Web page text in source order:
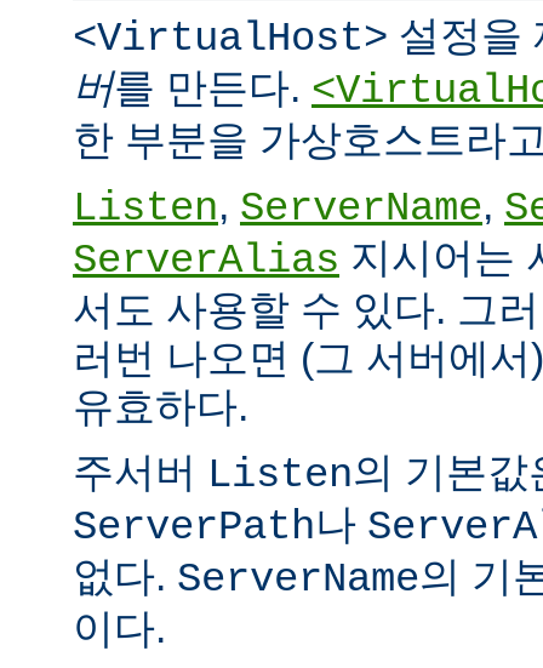
<VirtualHost> 설정을
버를 만든다.
한 부분을 가상호스트라
Listen, ServerName,
ServerAlias 지시어는
서도 사용할 수 있다. 그
러번 나오면 (그 서버에
유효하다.
주서버 Listen의 기본값
ServerPath나
없다. ServerName의 기
이다.